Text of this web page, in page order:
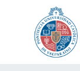
Click acá para ir